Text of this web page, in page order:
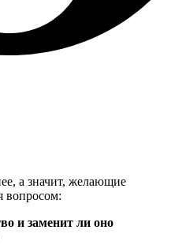
а значит, желающие
вопросом:
и заменит ли оно